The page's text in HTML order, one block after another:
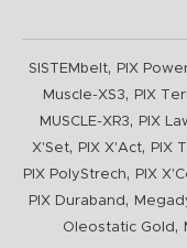
SISTEMbelt, PIX
Muscle-XS3, PIX
MUSCLE-XR3, PIX
X'Set, PIX X'Act, PIX
PIX PolyStrech, PIX
PIX Duraband ,
Oleostatic Gold ,